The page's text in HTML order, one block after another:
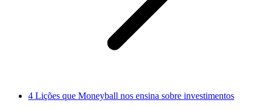
4 Lições que Moneyball nos ensina sobre investimentos